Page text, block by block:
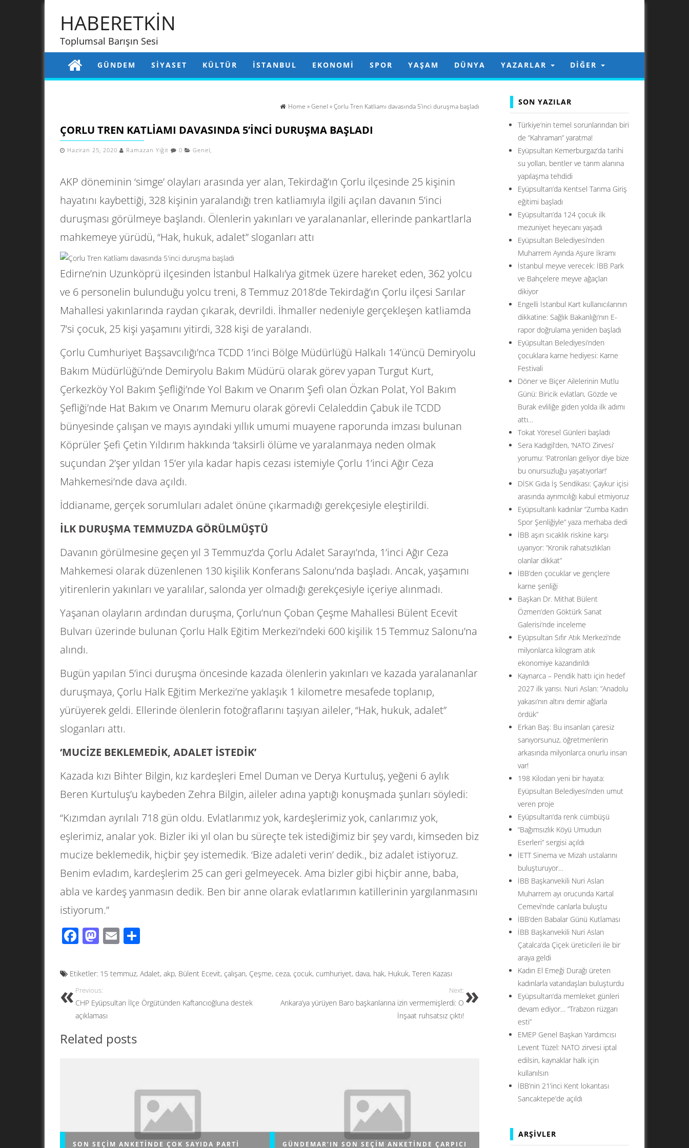
HABERETKİN
Toplumsal Barışın Sesi
GÜNDEM SIYASET KÜLTÜR İSTANBUL EKONOMI SPOR YAŞAM DÜNYA YAZARLAR DIĞER
Home »Genel » Çorlu Tren Katliamı davasında 5’inci duruşma başladı
ÇORLU TREN KATLIAMI DAVASINDA 5’INCI DURUŞMA BAŞLADI
Haziran 25, 2020 Ramazan Yiğit 0 Genel,
AKP döneminin ‘simge’ olayları arasında yer alan, Tekirdağ’ın Çorlu ilçesinde 25 kişinin
hayatını kaybettiği, 328 kişinin yaralandığı tren katliamıyla ilgili açılan davanın 5’inci
duruşması görülmeye başlandı. Ölenlerin yakınları ve yaralananlar, ellerinde pankartlarla
mahkemeye yürüdü, “Hak, hukuk, adalet” sloganları attı
Edirne’nin Uzunköprü ilçesinden İstanbul Halkalı’ya gitmek üzere hareket eden, 362 yolcu
ve 6 personelin bulunduğu yolcu treni, 8 Temmuz 2018’de Tekirdağ’ın Çorlu ilçesi Sarılar
Mahallesi yakınlarında raydan çıkarak, devrildi. İhmaller nedeniyle gerçekleşen katliamda
7’si çocuk, 25 kişi yaşamını yitirdi, 328 kişi de yaralandı.
Çorlu Cumhuriyet Başsavcılığı’nca TCDD 1’inci Bölge Müdürlüğü Halkalı 14’üncü Demiryolu
Bakım Müdürlüğü’nde Demiryolu Bakım Müdürü olarak görev yapan Turgut Kurt,
Çerkezköy Yol Bakım Şefliği’nde Yol Bakım ve Onarım Şefi olan Özkan Polat, Yol Bakım
Şefliği’nde Hat Bakım ve Onarım Memuru olarak görevli Celaleddin Çabuk ile TCDD
bünyesinde çalışan ve mayıs ayındaki yıllık umumi muayene raporunda imzası bulunan
Köprüler Şefi Çetin Yıldırım hakkında ‘taksirli ölüme ve yaralanmaya neden olmak
suçundan 2’şer yıldan 15’er yıla kadar hapis cezası istemiyle Çorlu 1’inci Ağır Ceza
Mahkemesi’nde dava açıldı.
İddianame, gerçek sorumluları adalet önüne çıkarmadığı gerekçesiyle eleştirildi.
İLK DURUŞMA TEMMUZDA GÖRÜLMÜŞTÜ
Davanın görülmesine geçen yıl 3 Temmuz’da Çorlu Adalet Sarayı’nda, 1’inci Ağır Ceza
Mahkemesi olarak düzenlenen 130 kişilik Konferans Salonu’nda başladı. Ancak, yaşamını
yitirenlerin yakınları ve yaralılar, salonda yer olmadığı gerekçesiyle içeriye alınmadı.
Yaşanan olayların ardından duruşma, Çorlu’nun Çoban Çeşme Mahallesi Bülent Ecevit
Bulvarı üzerinde bulunan Çorlu Halk Eğitim Merkezi’ndeki 600 kişilik 15 Temmuz Salonu’na
alındı.
Bugün yapılan 5’inci duruşma öncesinde kazada ölenlerin yakınları ve kazada yaralananlar
duruşmaya, Çorlu Halk Eğitim Merkezi’ne yaklaşık 1 kilometre mesafede toplanıp,
yürüyerek geldi. Ellerinde ölenlerin fotoğraflarını taşıyan aileler, “Hak, hukuk, adalet”
sloganları attı.
‘MUCİZE BEKLEMEDİK, ADALET İSTEDİK’
Kazada kızı Bihter Bilgin, kız kardeşleri Emel Duman ve Derya Kurtuluş, yeğeni 6 aylık
Beren Kurtuluş’u kaybeden Zehra Bilgin, aileler adına yaptığı konuşmada şunları söyledi:
“Kızımdan ayrılalı 718 gün oldu. Evlatlarımız yok, kardeşlerimiz yok, canlarımız yok,
eşlerimiz, analar yok. Bizler iki yıl olan bu süreçte tek istediğimiz bir şey vardı, kimseden biz
mucize beklemedik, hiçbir şey istemedik. ‘Bize adaleti verin’ dedik., biz adalet istiyoruz.
Benim evladım, kardeşlerim 25 can geri gelmeyecek. Ama bizler gibi hiçbir anne, baba,
abla ve kardeş yanmasın dedik. Ben bir anne olarak evlatlarımın katillerinin yargılanmasını
istiyorum.”
F
e
b
o
o
k
M
to
d
o
n
E
ail ar
Etiketler: 15 temmuz, Adalet, akp, Bülent Ecevit, çalışan, Çeşme, ceza, çocuk, cumhuriyet, dava, hak, Hukuk, Teren Kazası
Previous:
CHP Eyüpsultan İlçe Örgütünden Kaftancıoğluna destek
açıklaması
Next:
Ankara’ya yürüyen Baro başkanlarına izin vermemişlerdi: O
İnşaat ruhsatsız çıktı!
Related posts
SON SEÇIM ANKETINDE ÇOK SAYIDA PARTI
GÜNDEMAR’IN SON SEÇIM ANKETINDE ÇARPICI
SON YAZILAR
Türkiye’nin temel sorunlarından biri
de ”Kahraman” yaratma!
Eyüpsultan Kemerburgaz’da tarihi
su yolları, bentler ve tarım alanına
yapılaşma tehdidi
Eyüpsultan’da Kentsel Tarıma Giriş
eğitimi başladı
Eyüpsultan’da 124 çocuk ilk
mezuniyet heyecanı yaşadı
Eyüpsultan Belediyesi’nden
Muharrem Ayında Aşure İkramı
İstanbul meyve verecek: İBB Park
ve Bahçelere meyve ağaçları
dikiyor
Engelli İstanbul Kart kullanıcılarının
dikkatine: Sağlık Bakanlığı’nın E-
rapor doğrulama yeniden başladı
Eyüpsultan Belediyesi’nden
çocuklara karne hediyesi: Karne
Festivali
Döner ve Biçer Ailelerinin Mutlu
Günü: Biricik evlatları, Gözde ve
Burak evliliğe giden yolda ilk adımı
attı…
Tokat Yöresel Günleri başladı
Sera Kadıgil’den, ‘NATO Zirvesi’
yorumu: ‘Patronları geliyor diye bize
bu onursuzluğu yaşatıyorlar!’
DİSK Gıda İş Sendikası: Çaykur içisi
arasında ayrımcılığı kabul etmiyoruz
Eyüpsultanlı kadınlar “Zumba Kadın
Spor Şenliğiyle” yaza merhaba dedi
İBB aşırı sıcaklık riskine karşı
uyarıyor: ”Kronik rahatsızlıkları
olanlar dikkat”
İBB’den çocuklar ve gençlere
karne şenliği
Başkan Dr. Mithat Bülent
Özmen’den Göktürk Sanat
Galerisi’nde inceleme
Eyüpsultan Sıfır Atık Merkezi’nde
milyonlarca kilogram atık
ekonomiye kazandırıldı
Kaynarca – Pendik hattı için hedef
2027 ilk yarısı. Nuri Aslan: ”Anadolu
yakası’nın altını demir ağlarla
ördük”
Erkan Baş: Bu insanları çaresiz
sanıyorsunuz, öğretmenlerin
arkasında milyonlarca onurlu insan
var!
198 Kilodan yeni bir hayata:
Eyüpsultan Belediyesi’nden umut
veren proje
Eyüpsultan’da renk cümbüşü
“Bağımsızlık Köyü Umudun
Eserleri” sergisi açıldı
İETT Sinema ve Mizah ustalarını
buluşturuyor…
İBB Başkanvekili Nuri Aslan
Muharrem ayı orucunda Kartal
Cemevi’nde canlarla buluştu
İBB’den Babalar Günü Kutlaması
İBB Başkanvekili Nuri Aslan
Çatalca’da Çiçek üreticileri ile bir
araya geldi
Kadın El Emeği Durağı üreten
kadınlarla vatandaşları buluşturdu
Eyüpsultan’da memleket günleri
devam ediyor… ”Trabzon rüzgarı
esti”
EMEP Genel Başkan Yardımcısı
Levent Tüzel: NATO zirvesi iptal
edilsin, kaynaklar halk için
kullanılsın
İBB’nin 21’inci Kent lokantası
Sancaktepe’de açıldı
ARŞIVLER